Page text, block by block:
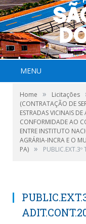
MENU
Home » Licitações
(CONTRATAÇÃO DE
ESTRADAS VICINAIS
CONFORMIDADE AO
ENTRE INSTITUTO
AGRÁRIA-INCRA E O
PA) »